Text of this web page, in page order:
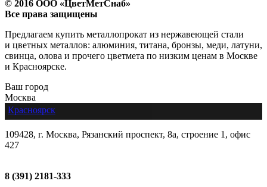
© 2016 ООО «ЦветМетСнаб»
Все права защищены
Предлагаем купить металлопрокат из нержавеющей стали
и цветных металлов: алюминия, титана, бронзы, меди, латуни,
свинца, олова и прочего цветмета по низким ценам в Москве
и Красноярске.
Ваш город
Москва
Красноярск
109428, г. Москва, Рязанский проспект, 8а, строение 1, офис
427
8 (391) 2181-333